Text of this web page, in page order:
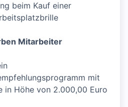
beim Kauf einer
Mitarbeiter
mit
in Höhe von 2.000,00 Euro